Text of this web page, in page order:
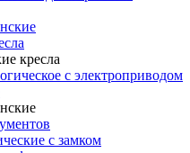
кресла
с электроприводом
с замком